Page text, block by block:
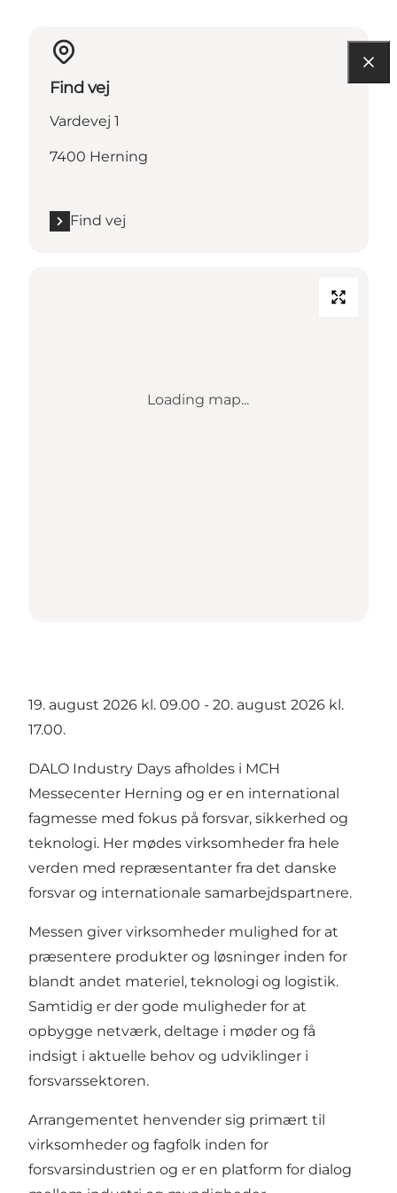
Find vej
Vardevej 1
7400 Herning
Find vej
Loading map...
19. august 2026 kl. 09.00 - 20. august 2026 kl.
17.00.
DALO Industry Days afholdes i MCH
Messecenter Herning og er en international
fagmesse med fokus på forsvar, sikkerhed og
teknologi. Her mødes virksomheder fra hele
verden med repræsentanter fra det danske
forsvar og internationale samarbejdspartnere.
Messen giver virksomheder mulighed for at
præsentere produkter og løsninger inden for
blandt andet materiel, teknologi og logistik.
Samtidig er der gode muligheder for at
opbygge netværk, deltage i møder og få
indsigt i aktuelle behov og udviklinger i
forsvarssektoren.
Arrangementet henvender sig primært til
virksomheder og fagfolk inden for
forsvarsindustrien og er en platform for dialog